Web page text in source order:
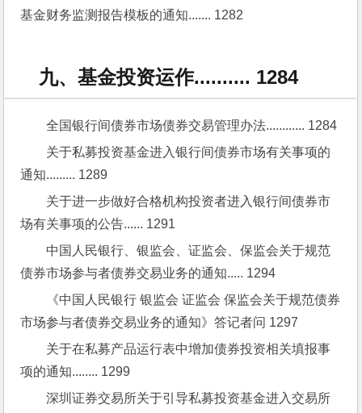
基金财务监测报告模板的通知....... 1282
九、基金投资运作.......... 1284
全国银行间债券市场债券交易管理办法............ 1284
关于私募投资基金进入银行间债券市场有关事项的
通知......... 1289
关于进一步做好合格机构投资者进入银行间债券市
场有关事项的公告...... 1291
中国人民银行、银监会、证监会、保监会关于规范
债券市场参与者债券交易业务的通知..... 1294
《中国人民银行 银监会 证监会 保监会关于规范债券
市场参与者债券交易业务的通知》答记者问 1297
关于在私募产品运行表中增加债券投资相关填报事
项的通知........ 1299
深圳证券交易所关于引导私募投资基金进入交易所